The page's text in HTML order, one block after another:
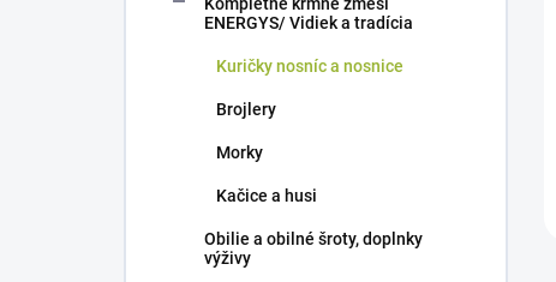
ENERGYS/ Vidiek a tradícia
Kuričky nosníc a nosnice
Brojlery
Morky
Kačice a husi
Obilie a obilné šroty, doplnky
výživy